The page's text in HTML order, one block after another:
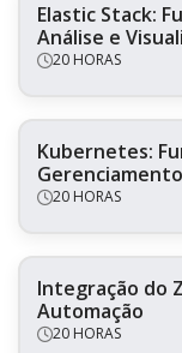
Elastic Stack:
Análise e
20 HORAS
Kubernetes:
20 HORAS
Integração do
Automação
20 HORAS